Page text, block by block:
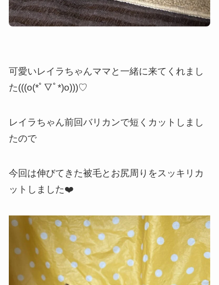
可愛いレイラちゃんママと一緒に来てくれまし
た(((o(*ﾟ▽ﾟ*)o)))♡
レイラちゃん前回バリカンで短くカットしまし
たので
今回は伸びてきた被毛とお尻周りをスッキリカ
ットしました❤️